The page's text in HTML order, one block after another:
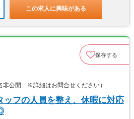
この求人に興味がある
保存する
非公開 ※詳細はお問合せください）
ッフの人員を整え、休暇に対応